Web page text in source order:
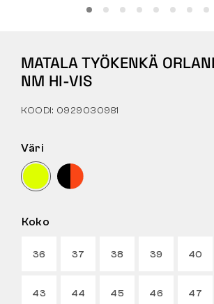
MEISTÄ
MYYMÄLÄ JA BISTRO
YHTEYSTIEDOT
PALAUTUKSET
MATALA TYÖKENKÄ
NM HI-VIS
KOODI: 0929030981
Väri
Koko
36 37 38 39 40
43 44 45 46 47